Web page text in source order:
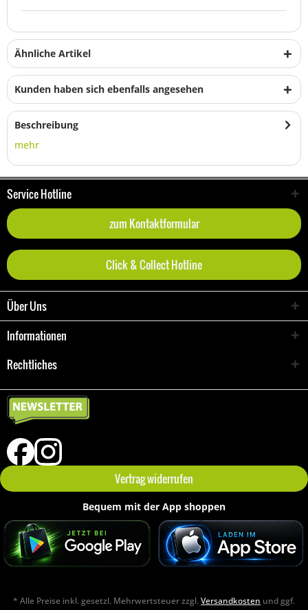
Ähnliche Artikel
Kunden haben sich ebenfalls angesehen
Beschreibung
mehr
Service Hotline
zum Kontaktformular
Click & Collect Hotline
Über Uns
Informationen
Rechtliches
Vertrag widerrufen
Bequem mit der App shoppen
* Alle Preise inkl. gesetzl. Mehrwertsteuer zzgl.Versandkosten und ggf.